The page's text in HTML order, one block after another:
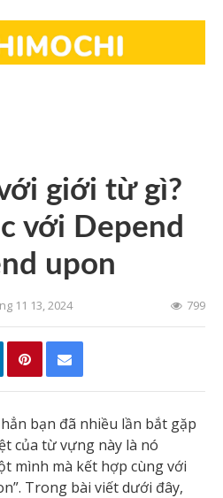
giới từ gì?
với Depend
upon
11 13, 2024 799
bạn đã nhiều lần bắt gặp
của từ vựng này là nó
mình mà kết hợp cùng với
Trong bài viết dưới đây,